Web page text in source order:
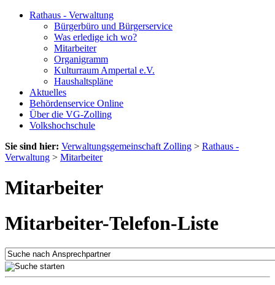
Rathaus - Verwaltung
Bürgerbüro und Bürgerservice
Was erledige ich wo?
Mitarbeiter
Organigramm
Kulturraum Ampertal e.V.
Haushaltspläne
Aktuelles
Behördenservice Online
Über die VG-Zolling
Volkshochschule
Sie sind hier: Verwaltungsgemeinschaft Zolling > Rathaus -
Verwaltung > Mitarbeiter
Mitarbeiter
Mitarbeiter-Telefon-Liste